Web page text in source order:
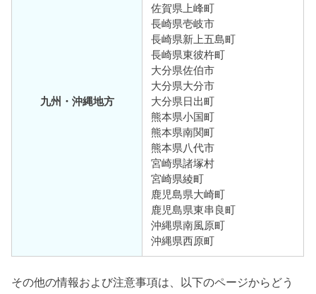
九州・沖縄地方
佐賀県上峰町
長崎県壱岐市
長崎県新上五島町
長崎県東彼杵町
大分県佐伯市
大分県大分市
大分県日出町
熊本県小国町
熊本県南関町
熊本県八代市
宮崎県諸塚村
宮崎県綾町
鹿児島県大崎町
鹿児島県東串良町
沖縄県南風原町
沖縄県西原町
その他の情報および注意事項は、以下のページからどう